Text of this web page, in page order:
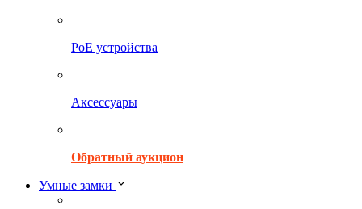
PoE устройства
Аксессуары
Обратный аукцион
Умные замки